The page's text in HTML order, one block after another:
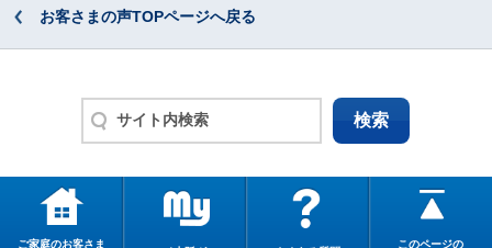
お客さまの声TOPページへ戻る
ご家庭のお客さま このページの